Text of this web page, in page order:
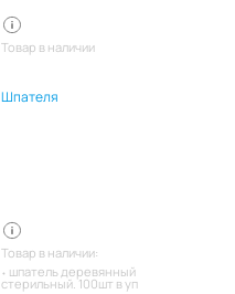
Товар в наличии
Шпателя
Товар в наличии:
шпатель деревянный
стерильный. 100шт в уп